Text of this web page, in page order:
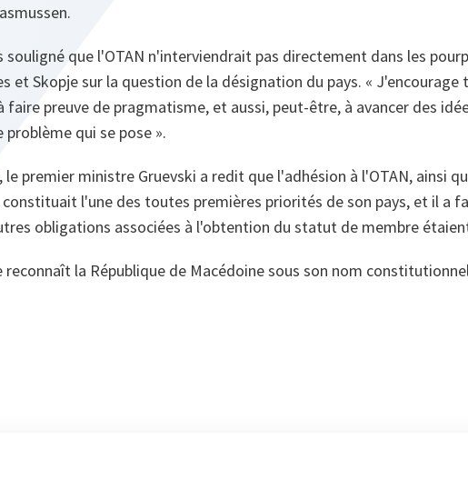
que l'OTAN n'interviendrait pas directement dans les
et Skopje sur la question de la désignation du pays. « J'encourage
faire preuve de pragmatisme, et aussi, peut-être, à avancer des
problème qui se pose ».
le premier ministre Gruevski a redit que l'adhésion à l'OTAN, ainsi
constituait l'une des toutes premières priorités de son pays, et il a
obligations associées à l'obtention du statut de membre
reconnaît la République de Macédoine sous son nom